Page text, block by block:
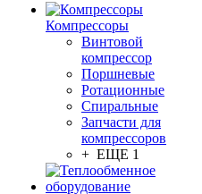
Компрессоры
Винтовой
компрессор
Поршневые
Ротационные
Спиральные
Запчасти для
компрессоров
+ ЕЩЕ 1